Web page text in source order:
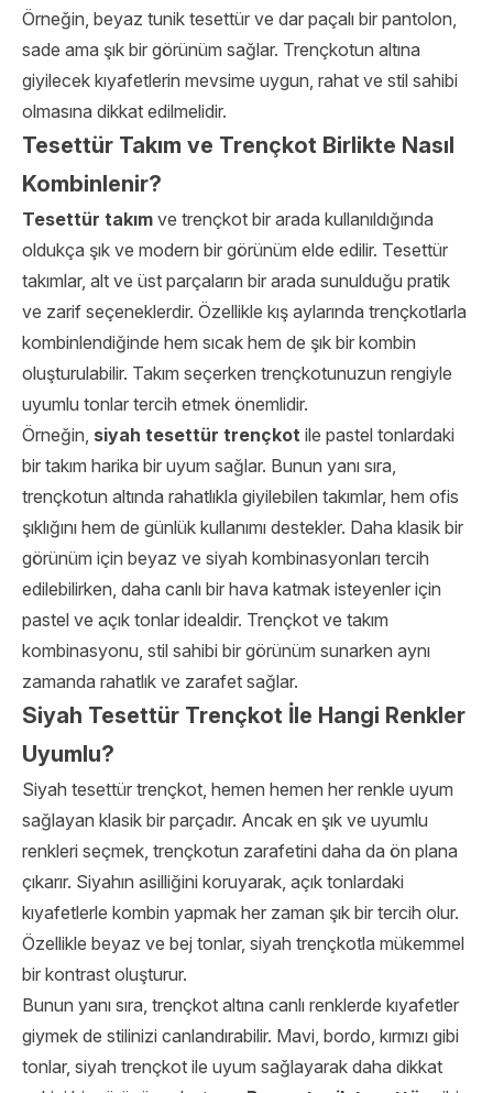
Örneğin, beyaz tunik tesettür ve dar paçalı bir pantolon,
sade ama şık bir görünüm sağlar. Trençkotun altına
giyilecek kıyafetlerin mevsime uygun, rahat ve stil sahibi
olmasına dikkat edilmelidir.
Tesettür Takım ve Trençkot Birlikte Nasıl
Kombinlenir?
Tesettür takım ve trençkot bir arada kullanıldığında
oldukça şık ve modern bir görünüm elde edilir. Tesettür
takımlar, alt ve üst parçaların bir arada sunulduğu pratik
ve zarif seçeneklerdir. Özellikle kış aylarında trençkotlarla
kombinlendiğinde hem sıcak hem de şık bir kombin
oluşturulabilir. Takım seçerken trençkotunuzun rengiyle
uyumlu tonlar tercih etmek önemlidir.
Örneğin, siyah tesettür trençkot ile pastel tonlardaki
bir takım harika bir uyum sağlar. Bunun yanı sıra,
trençkotun altında rahatlıkla giyilebilen takımlar, hem ofis
şıklığını hem de günlük kullanımı destekler. Daha klasik bir
görünüm için beyaz ve siyah kombinasyonları tercih
edilebilirken, daha canlı bir hava katmak isteyenler için
pastel ve açık tonlar idealdir. Trençkot ve takım
kombinasyonu, stil sahibi bir görünüm sunarken aynı
zamanda rahatlık ve zarafet sağlar.
Siyah Tesettür Trençkot İle Hangi Renkler
Uyumlu?
Siyah tesettür trençkot, hemen hemen her renkle uyum
sağlayan klasik bir parçadır. Ancak en şık ve uyumlu
renkleri seçmek, trençkotun zarafetini daha da ön plana
çıkarır. Siyahın asilliğini koruyarak, açık tonlardaki
kıyafetlerle kombin yapmak her zaman şık bir tercih olur.
Özellikle beyaz ve bej tonlar, siyah trençkotla mükemmel
bir kontrast oluşturur.
Bunun yanı sıra, trençkot altına canlı renklerde kıyafetler
giymek de stilinizi canlandırabilir. Mavi, bordo, kırmızı gibi
tonlar, siyah trençkot ile uyum sağlayarak daha dikkat